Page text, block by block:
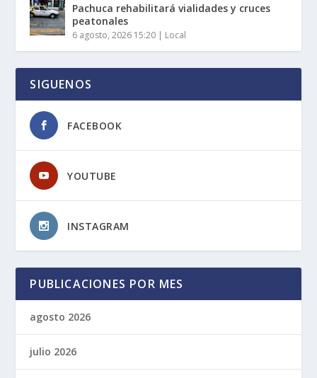
Pachuca rehabilitará vialidades y cruces
peatonales
6 agosto, 2026 15:20 | Local
SIGUENOS
FACEBOOK
YOUTUBE
INSTAGRAM
PUBLICACIONES POR MES
agosto 2026
julio 2026